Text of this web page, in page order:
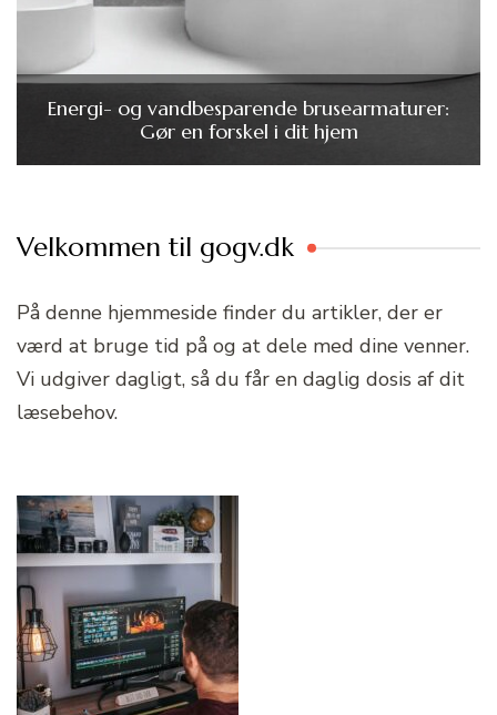
Energi- og vandbesparende brusearmaturer:
Gør en forskel i dit hjem
Velkommen til gogv.dk
På denne hjemmeside finder du artikler, der er
værd at bruge tid på og at dele med dine venner.
Vi udgiver dagligt, så du får en daglig dosis af dit
læsebehov.